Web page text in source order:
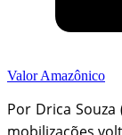
Valor Amazônico
Por Drica